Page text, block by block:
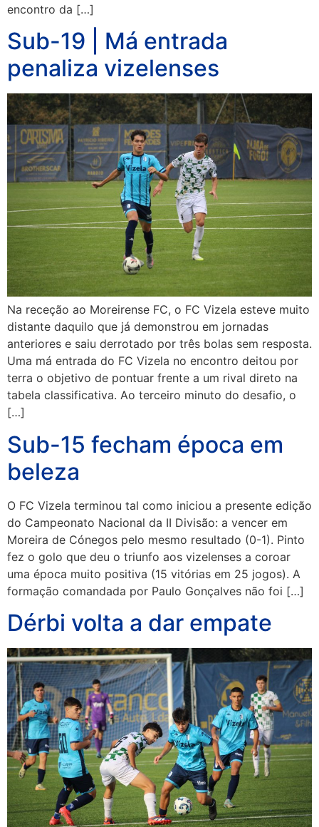
encontro da […]
Sub-19 | Má entrada
penaliza vizelenses
Na receção ao Moreirense FC, o FC Vizela esteve muito
distante daquilo que já demonstrou em jornadas
anteriores e saiu derrotado por três bolas sem resposta.
Uma má entrada do FC Vizela no encontro deitou por
terra o objetivo de pontuar frente a um rival direto na
tabela classificativa. Ao terceiro minuto do desafio, o
[…]
Sub-15 fecham época em
beleza
O FC Vizela terminou tal como iniciou a presente edição
do Campeonato Nacional da II Divisão: a vencer em
Moreira de Cónegos pelo mesmo resultado (0-1). Pinto
fez o golo que deu o triunfo aos vizelenses a coroar
uma época muito positiva (15 vitórias em 25 jogos). A
formação comandada por Paulo Gonçalves não foi […]
Dérbi volta a dar empate